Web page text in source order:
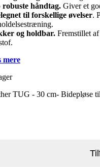
robuste håndtag. Giver et
til forskellige øvelser.
og holdbar. Fremstillet
mere
TUG - 30 cm- Bidepløse